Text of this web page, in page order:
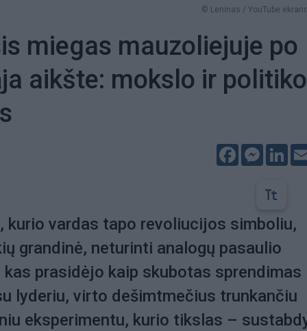
© Leninas / YouTube
miegas mauzoliejuje po
aikšte: mokslo ir
Facebook
kurio vardas tapo revoliucijos simboliu,
grandinė, neturinti analogų pasaulio
prasidėjo kaip skubotas sprendimas
lyderiu, virto dešimtmečius trunkančiu
eksperimentu, kurio tikslas –